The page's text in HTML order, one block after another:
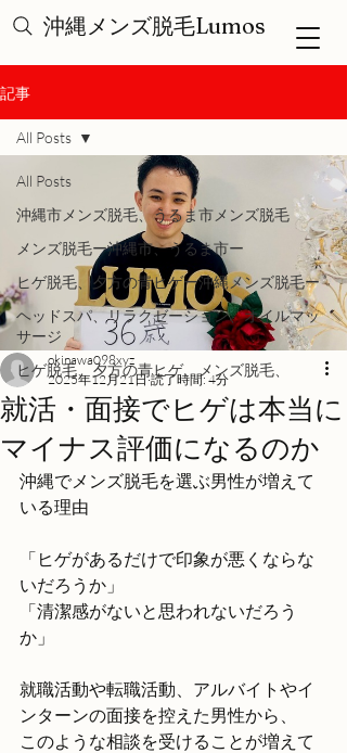
沖縄メンズ脱毛Lumos
記事
All Posts
沖縄市メンズ脱毛、うるま市メンズ脱毛
メンズ脱毛ー沖縄市、うるま市ー
ヒゲ脱毛、夕方の青ヒゲー沖縄メンズ脱毛ー
ヘッドスパ、リラクゼーション、オイルマッ
サージ
ヒゲ脱毛、夕方の青ヒゲ、メンズ脱毛、
All Posts
就活・面接でヒゲは本当に
マイナス評価になるのか
okinawa098xyz
2025年12月21日 読了時間: 4分
沖縄でメンズ脱毛を選ぶ男性が増えて
いる理由
「ヒゲがあるだけで印象が悪くならな
いだろうか」
「清潔感がないと思われないだろう
か」
就職活動や転職活動、アルバイトやイ
ンターンの面接を控えた男性から、
このような相談を受けることが増えて